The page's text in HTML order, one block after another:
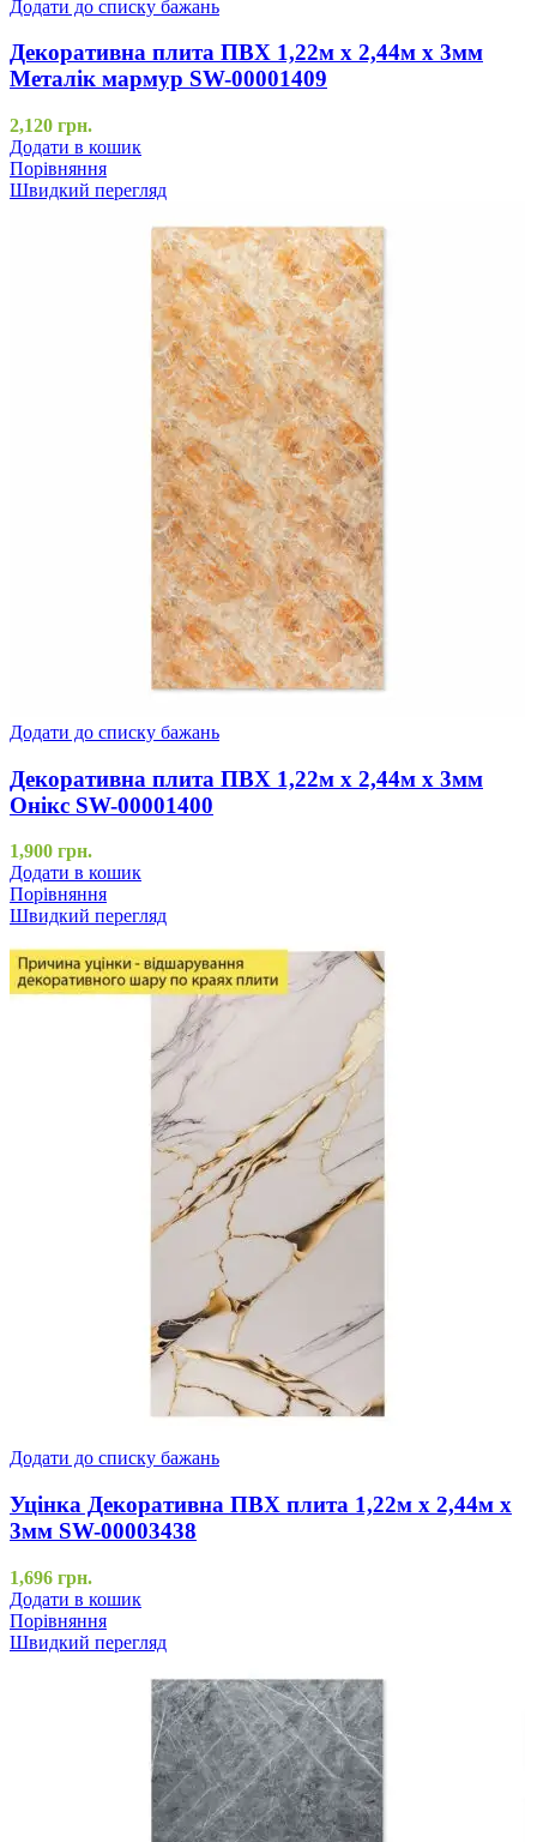
Додати до списку бажань
Декоративна плита ПВХ 1,22м х 2,44м х 3мм
Металік мармур SW-00001409
2,120 грн.
Додати в кошик
Порівняння
Швидкий перегляд
Додати до списку бажань
Декоративна плита ПВХ 1,22м х 2,44м х 3мм
Онікс SW-00001400
1,900 грн.
Додати в кошик
Порівняння
Швидкий перегляд
Додати до списку бажань
Уцінка Декоративна ПВХ плита 1,22м х 2,44м х
3мм SW-00003438
1,696 грн.
Додати в кошик
Порівняння
Швидкий перегляд